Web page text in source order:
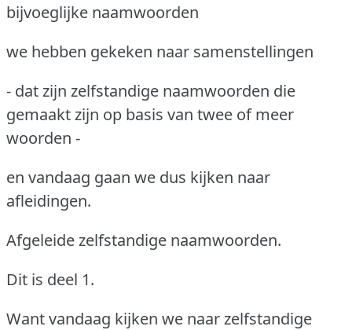
bijvoeglijke naamwoorden
we hebben gekeken naar samenstellingen
- dat zijn zelfstandige naamwoorden die
gemaakt zijn op basis van twee of meer
woorden -
en vandaag gaan we dus kijken naar
afleidingen.
Afgeleide zelfstandige naamwoorden.
Dit is deel 1.
Want vandaag kijken we naar zelfstandige